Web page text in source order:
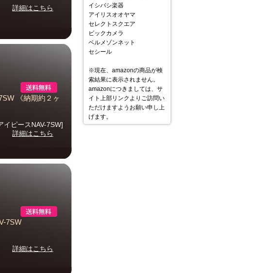
詳細はこちら
《納期約２ヶ
イピースNAV-7SW]
詳細はこちら
7SW
詳細はこちら
イシバシ楽器
アイリスオオヤマ
セレクトスクエア
ビックカメラ
ベルメゾンネット
セシール
※現在、amazonの商品が検
索結果に表示されません。
amazonにつきましては、サ
イト上部リンクよりご訪問い
ただけますようお願い申し上
げます。